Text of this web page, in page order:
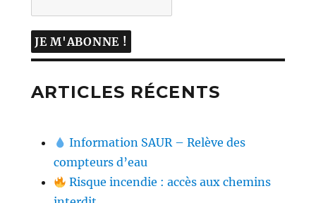
ARTICLES RÉCENTS
Information SAUR – Relève des
compteurs d’eau
Risque incendie : accès aux chemins